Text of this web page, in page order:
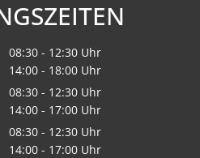
08:30 - 12:30 Uhr
Von 08:30 bis 12:30 Uhr
14:00 - 18:00 Uhr
Von 14:00 bis 18:00 Uhr
08:30 - 12:30 Uhr
Von 08:30 bis 12:30 Uhr
14:00 - 17:00 Uhr
Von 14:00 bis 17:00 Uhr
08:30 - 12:30 Uhr
Von 08:30 bis 12:30 Uhr
14:00 - 17:00 Uhr